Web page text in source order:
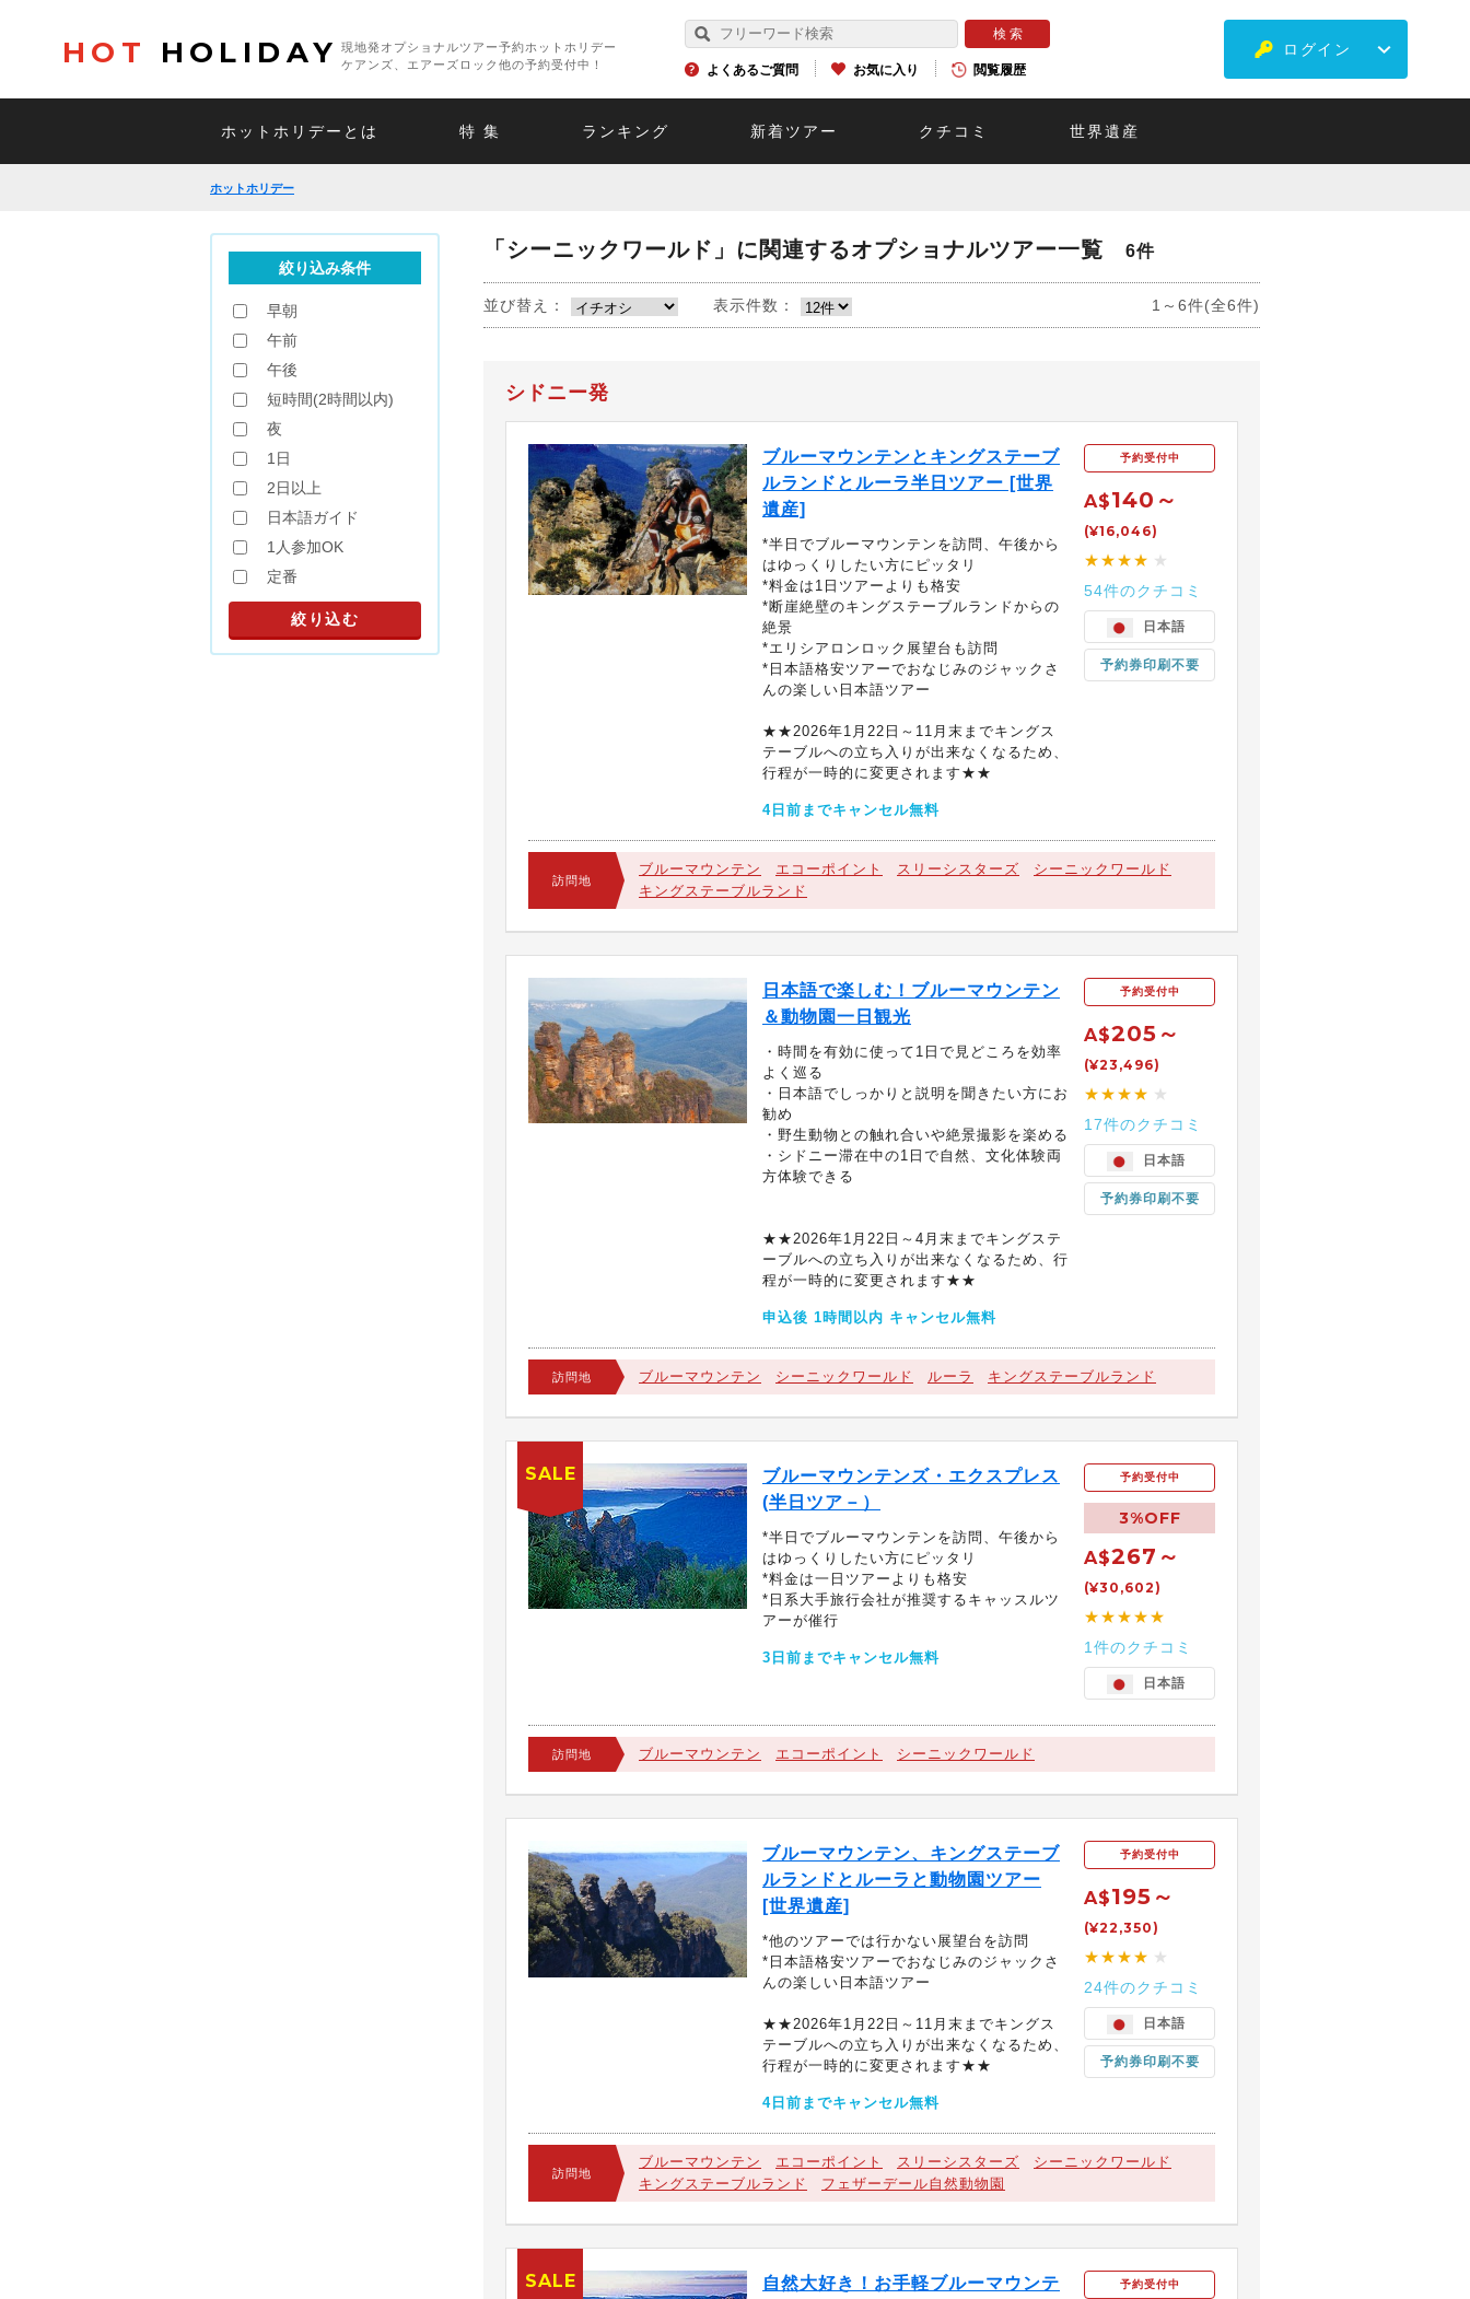
HOT HOLIDAY
現地発オプショナルツアー予約ホットホリデー
ケアンズ、エアーズロック他の予約受付中！
よくあるご質問 お気に入り 閲覧履歴
ログイン
ホットホリデーとは 特 集 ランキング 新着ツアー クチコミ 世界遺産
ホットホリデー
「シーニックワールド」に関連するオプショナルツアー一覧 6件
並び替え： 表示件数： 1～6件(全6件)
シドニー発
ブルーマウンテンとキングステーブ
ルランドとルーラ半日ツアー [世界
遺産]
*半日でブルーマウンテンを訪問、午後から
はゆっくりしたい方にピッタリ
*料金は1日ツアーよりも格安
*断崖絶壁のキングステーブルランドからの
絶景
*エリシアロンロック展望台も訪問
*日本語格安ツアーでおなじみのジャックさ
んの楽しい日本語ツアー
★★2026年1月22日～11月末までキングス
テーブルへの立ち入りが出来なくなるため、
行程が一時的に変更されます★★
4日前までキャンセル無料
予約受付中
A$140～
(¥16,046)
★★★★ ★
54件のクチコミ
日本語
予約券印刷不要
訪問地
ブルーマウンテン エコーポイント スリーシスターズ
シーニックワールド
キングステーブルランド
日本語で楽しむ！ブルーマウンテン
＆動物園一日観光
・時間を有効に使って1日で見どころを効率
よく巡る
・日本語でしっかりと説明を聞きたい方にお
勧め
・野生動物との触れ合いや絶景撮影を楽める
・シドニー滞在中の1日で自然、文化体験両
方体験できる
★★2026年1月22日～4月末までキングステ
ーブルへの立ち入りが出来なくなるため、行
程が一時的に変更されます★★
申込後 1時間以内 キャンセル無料
予約受付中
A$205～
(¥23,496)
★★★★ ★
17件のクチコミ
日本語
予約券印刷不要
訪問地 ブルーマウンテン シーニックワールド ルーラ キングステーブルランド
ブルーマウンテンズ・エクスプレス
(半日ツア－）
*半日でブルーマウンテンを訪問、午後から
はゆっくりしたい方にピッタリ
*料金は一日ツアーよりも格安
*日系大手旅行会社が推奨するキャッスルツ
アーが催行
3日前までキャンセル無料
予約受付中
3%OFF
A$267～
(¥30,602)
★★★★★
1件のクチコミ
日本語
訪問地 ブルーマウンテン エコーポイント シーニックワールド
SALE
ブルーマウンテン、キングステーブ
ルランドとルーラと動物園ツアー
[世界遺産]
*他のツアーでは行かない展望台を訪問
*日本語格安ツアーでおなじみのジャックさ
んの楽しい日本語ツアー
★★2026年1月22日～11月末までキングス
テーブルへの立ち入りが出来なくなるため、
行程が一時的に変更されます★★
4日前までキャンセル無料
予約受付中
A$195～
(¥22,350)
★★★★ ★
24件のクチコミ
日本語
予約券印刷不要
訪問地
ブルーマウンテン エコーポイント スリーシスターズ
シーニックワールド
キングステーブルランド
フェザーデール自然動物園
自然大好き！お手軽ブルーマウンテ
予約受付中
SALE
絞り込み条件
早朝
午前
午後
短時間(2時間以内)
夜
1日
2日以上
日本語ガイド
1人参加OK
定番